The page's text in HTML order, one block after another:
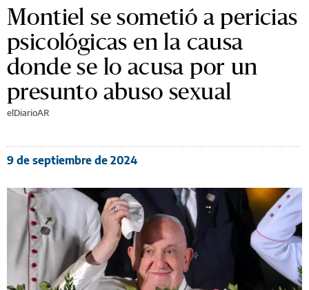
Montiel se sometió a pericias
psicológicas en la causa
donde se lo acusa por un
presunto abuso sexual
elDiarioAR
9 de septiembre de 2024